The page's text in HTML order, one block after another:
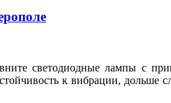
светодиодные лампы с
к вибрации, дольше